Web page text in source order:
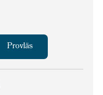
Provläs